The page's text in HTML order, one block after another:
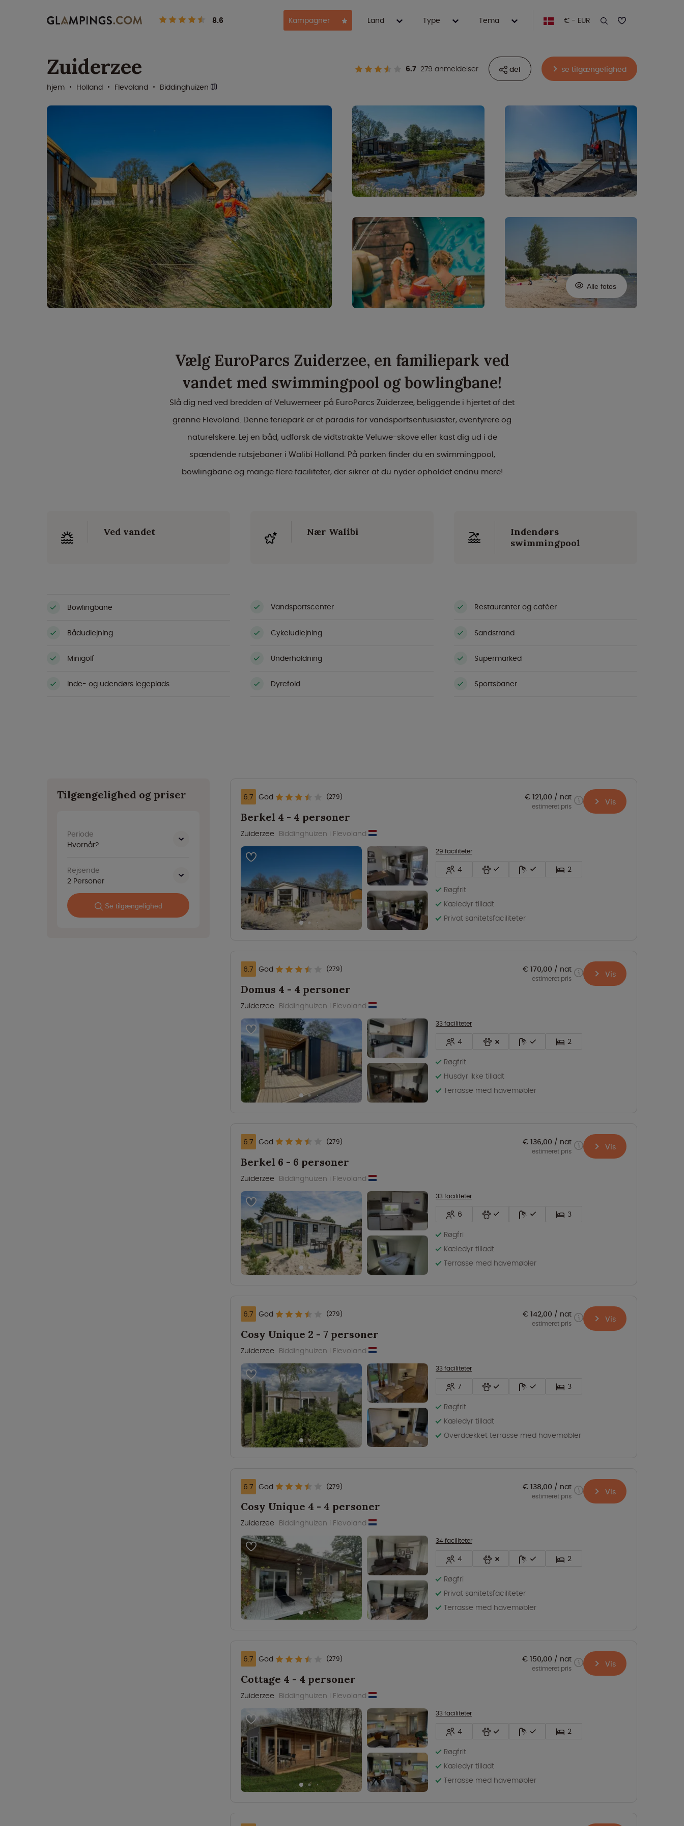
8.6 Kampagner Land Type Tema € - EUR
Zuiderzee 6.7 279 anmeldelser
hjem
Holland Flevoland Biddinghuizen
del se tilgængelighed
Alle fotos
Vælg EuroParcs Zuiderzee, en familiepark ved
vandet med swimmingpool og bowlingbane!
Slå dig ned ved bredden af Veluwemeer på EuroParcs Zuiderzee, beliggende i hjertet af det
grønne Flevoland. Denne feriepark er et paradis for vandsportsentusiaster, eventyrere og
naturelskere. Lej en båd, udforsk de vidtstrakte Veluwe-skove eller kast dig ud i de
spændende rutsjebaner i Walibi Holland. På parken finder du en swimmingpool,
bowlingbane og mange flere faciliteter, der sikrer at du nyder opholdet endnu mere!
Ved vandet Nær Walibi
Indendørs
swimmingpool
Bowlingbane Vandsportscenter Restauranter og caféer
Bådudlejning Cykeludlejning Sandstrand
Minigolf Underholdning Supermarked
Inde- og udendørs legeplads Dyrefold Sportsbaner
Tilgængelighed og priser
Periode
Hvornår?
Rejsende
2 Personer
Se tilgængelighed
6.7 God (279)
Berkel 4 - 4 personer
Zuiderzee Biddinghuizen i Flevoland
29 faciliteter
4
2
Røgfrit
Kæledyr tilladt
Privat sanitetsfaciliteter
€ 121,00 nat
estimeret pris Vis
6.7 God (279)
Domus 4 - 4 personer
Zuiderzee Biddinghuizen i Flevoland
33 faciliteter
4
2
Røgfrit
Husdyr ikke tilladt
Terrasse med havemøbler
€ 170,00 nat
estimeret pris Vis
6.7 God (279)
Berkel 6 - 6 personer
Zuiderzee Biddinghuizen i Flevoland
33 faciliteter
6
3
Røgfri
Kæledyr tilladt
Terrasse med havemøbler
€ 136,00 nat
estimeret pris Vis
6.7 God (279)
Cosy Unique 2 - 7 personer
Zuiderzee Biddinghuizen i Flevoland
33 faciliteter
7
3
Røgfrit
Kæledyr tilladt
Overdækket terrasse med havemøbler
€ 142,00 nat
estimeret pris Vis
6.7 God (279)
Cosy Unique 4 - 4 personer
Zuiderzee Biddinghuizen i Flevoland
34 faciliteter
4
2
Røgfri
Privat sanitetsfaciliteter
Terrasse med havemøbler
€ 138,00 nat
estimeret pris Vis
6.7 God (279)
Cottage 4 - 4 personer
Zuiderzee Biddinghuizen i Flevoland
33 faciliteter
4
2
Røgfrit
Kæledyr tilladt
Terrasse med havemøbler
€ 150,00 nat
estimeret pris Vis